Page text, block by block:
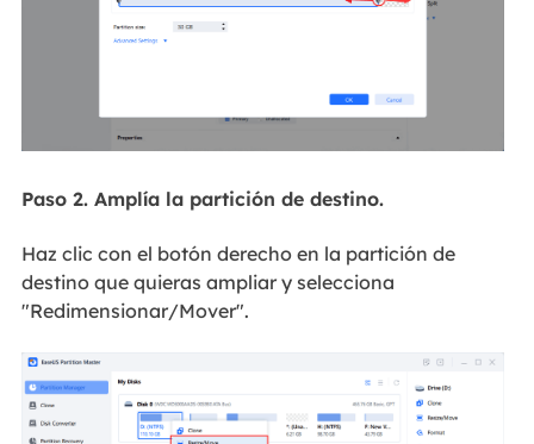
Paso 2. Amplía la partición de destino.
Haz clic con el botón derecho en la partición de
destino que quieras ampliar y selecciona
"Redimensionar/Mover".